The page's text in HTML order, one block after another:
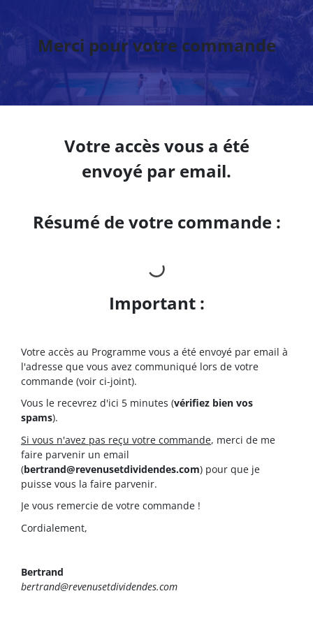
Merci pour votre commande
Votre accès vous a été
envoyé par email.
Résumé de votre commande :
Important :
Votre accès au Programme vous a été envoyé par email à
l'adresse que vous avez communiqué lors de votre
commande (voir ci-joint).
Vous le recevrez d'ici 5 minutes (vérifiez bien vos
spams).
Si vous n'avez pas reçu votre commande, merci de me
faire parvenir un email
(bertrand@revenusetdividendes.com) pour que je
puisse vous la faire parvenir.
Je vous remercie de votre commande !
Cordialement,
Bertrand
bertrand@revenusetdividendes.com